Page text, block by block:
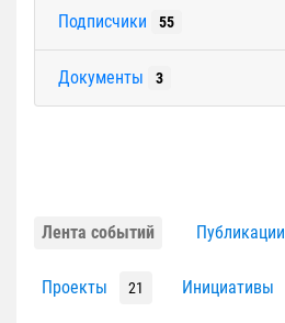
Подписчики 55
Документы 3
Лента событий Публикации
Проекты 21 Инициативы